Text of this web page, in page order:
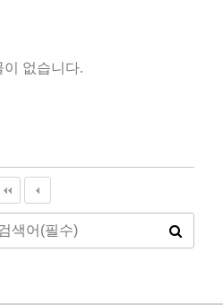
이 없습니다.